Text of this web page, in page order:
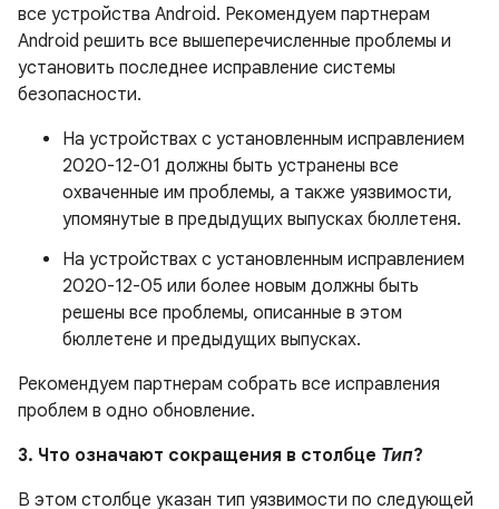
все устройства Android. Рекомендуем партнерам
Android решить все вышеперечисленные проблемы и
установить последнее исправление системы
безопасности.
На устройствах с установленным исправлением
2020-12-01 должны быть устранены все
охваченные им проблемы, а также уязвимости,
упомянутые в предыдущих выпусках бюллетеня.
На устройствах с установленным исправлением
2020-12-05 или более новым должны быть
решены все проблемы, описанные в этом
бюллетене и предыдущих выпусках.
Рекомендуем партнерам собрать все исправления
проблем в одно обновление.
3. Что означают сокращения в столбце Тип?
В этом столбце указан тип уязвимости по следующей